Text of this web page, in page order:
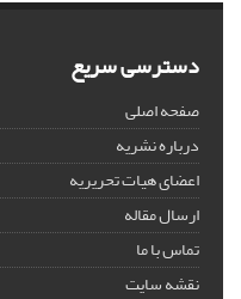
دسترسی سریع
صفحه اصلی
درباره نشریه
اعضای هیات تحریریه
ارسال مقاله
تماس با ما
نقشه سایت